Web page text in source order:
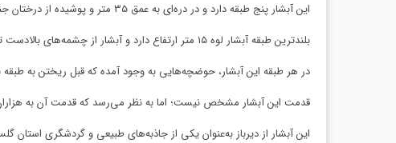
این آبشار پنج ‌طبقه دارد و در دره‌ای به عمق ۳۵ متر و پوشیده از درختان جنگلی مثل ممرز جای گرفته است.
بلندترین طبقه آبشار لوه ۱۵ متر ارتفاع دارد و آبشار از چشمه‌های بالادست تغذیه می‌شود.
در هر طبقه این آبشار، حوضچه‌هایی به وجود آمده که قبل ریختن به
قدمت این آبشار مشخص نیست؛ اما به نظر می‌رسد که قدمت آن به
این آبشار از دیرباز به‌عنوان یکی از جاذبه‌های طبیعی و گردشگری استان